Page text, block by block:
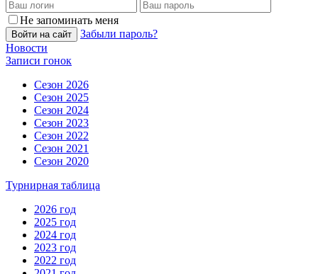
Не запоминать меня
Войти на сайт
Забыли пароль?
Новости
Записи гонок
Сезон 2026
Сезон 2025
Сезон 2024
Сезон 2023
Сезон 2022
Сезон 2021
Сезон 2020
Турнирная таблица
2026 год
2025 год
2024 год
2023 год
2022 год